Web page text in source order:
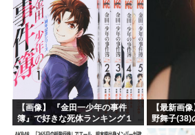
【画像】 『金田一少年の事件
簿』で好きな死体ランキング１
位がこちら！
【最新画
野舞子(38)
でも即ハボ